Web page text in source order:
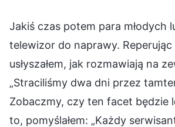
Jakiś czas potem para młodych
telewizor do naprawy.
usłyszałem, jak rozmawiają na
„Straciliśmy dwa dni przez
Zobaczmy, czy ten facet będzie
to, pomyślałem: „Każdy